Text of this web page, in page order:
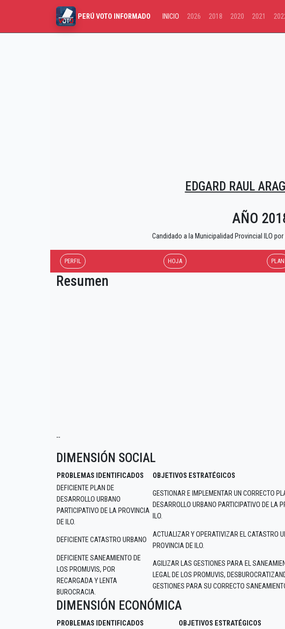
PERÚ VOTO INFORMADO INICIO 2026 2018 2020 2021
EDGARD RAUL
AÑO
Candidado a la Municipalidad Provincial ILO por
PERFIL HOJA PLAN
Resumen
--
DIMENSIÓN SOCIAL
PROBLEMAS IDENTIFICADOS OBJETIVOS ESTRATÉGICOS
DEFICIENTE PLAN DE
DESARROLLO URBANO
PARTICIPATIVO DE LA PROVINCIA
DE ILO.
GESTIONAR E IMPLEMENTAR UN CORRECTO
DESARROLLO URBANO PARTICIPATIVO DE LA
ILO.
DEFICIENTE CATASTRO URBANO
ACTUALIZAR Y OPERATIVIZAR EL CATASTRO
PROVINCIA DE ILO.
DEFICIENTE SANEAMIENTO DE
LOS PROMUVIS, POR
RECARGADA Y LENTA
BUROCRACIA.
AGILIZAR LAS GESTIONES PARA EL
LEGAL DE LOS PROMUVIS,
GESTIONES PARA SU CORRECTO
DIMENSIÓN ECONÓMICA
PROBLEMAS IDENTIFICADOS OBJETIVOS ESTRATÉGICOS